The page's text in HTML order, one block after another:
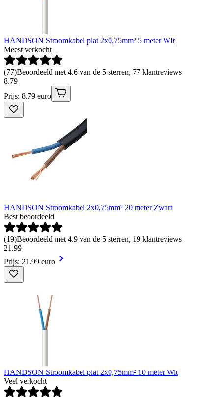
HANDSON Stroomkabel plat 2x0,75mm² 5 meter WIt
Meest verkocht
(77)Beoordeeld met 4.6 van de 5 sterren, 77 klantreviews
8.79
Prijs: 8.79 euro
HANDSON Stroomkabel 2x0,75mm² 20 meter Zwart
Best beoordeeld
(19)Beoordeeld met 4.9 van de 5 sterren, 19 klantreviews
21.99
Prijs: 21.99 euro
HANDSON Stroomkabel plat 2x0,75mm² 10 meter Wit
Veel verkocht